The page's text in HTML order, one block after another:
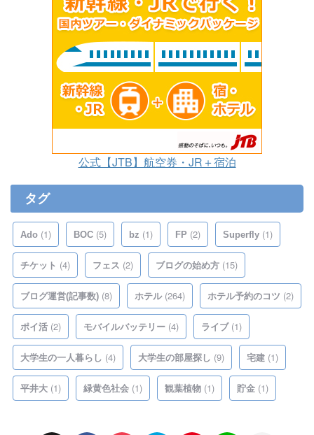
公式【JTB】航空券・JR＋宿泊
タグ
Ado (1) BOC (5) bz (1) FP (2) Superfly (1)
チケット (4) フェス (2) ブログの始め方 (15)
ブログ運営(記事数) (8) ホテル(264) ホテル予約のコツ (2)
ポイ活 (2) モバイルバッテリー (4) ライブ(1)
大学生の一人暮らし (4) 大学生の部屋探し (9) 宅建 (1)
平井大 (1) 緑黄色社会 (1) 観葉植物 (1) 貯金 (1)